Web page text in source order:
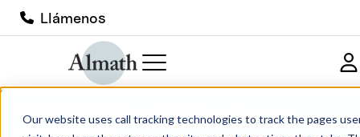
Our website uses call tracking technologies to track the pages
Llámenos
PBMGO15 Crisol MGO de fondo
puntiagudo